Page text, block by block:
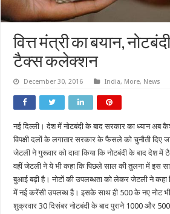
वित्त मंत्री का बयान,
टैक्स कलेक्शन
December 30, 2016 India, More, News
नई दिल्ली। देश में नोटबंदी के बाद सरकार का ध्यान अब
विपक्षी दलों के लगातार सरकार के फैसले को चुनौती दिए
जेटली ने गुरूवार को दावा किया कि नोटबंदी के बाद देश में
वहीं जेटली ने ये भी कहा कि पिछले साल की तुलना में इस
बुआई बढ़ी है। नोटों की उपलब्धता को लेकर जेटली ने कहा
में नई करेंसी उपलब्ध है। इसके साथ ही 500 के नए नोट
शुक्रवार 30 दिसंबर नोटबंदी के बाद पुराने 1000 और